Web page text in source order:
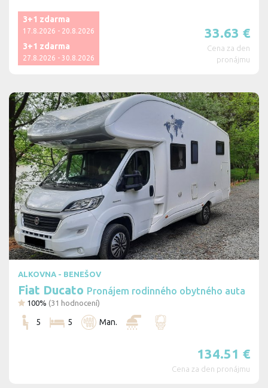
3+1 zdarma
17.8.2026 - 20.8.2026
3+1 zdarma
27.8.2026 - 30.8.2026
33.63 €
Cena za den
pronájmu
ALKOVNA - BENEŠOV
Fiat Ducato Pronájem rodinného obytného auta
100% (31 hodnocení)
5 5 Man.
134.51 €
Cena za den pronájmu